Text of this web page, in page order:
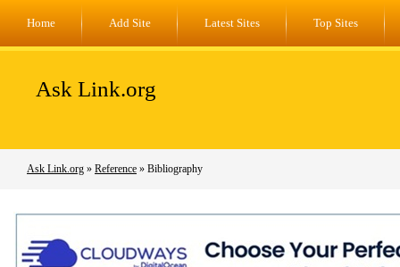
Home Add Site Latest Sites Top Sites
Ask Link.org
Ask Link.org » Reference » Bibliography